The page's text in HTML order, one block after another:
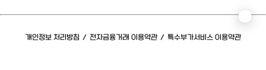
개인정보 처리방침 / 전자금융거래 이용약관 / 특수부가서비스 이용약관